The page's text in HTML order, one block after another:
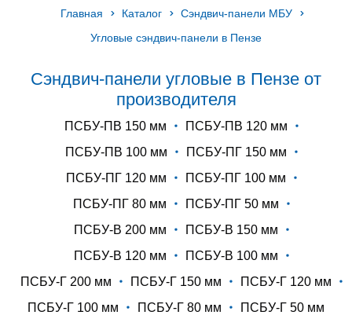
Главная Каталог
Сэндвич-панели МБУ
Угловые сэндвич-панели в Пензе
Сэндвич-панели угловые в Пензе от
производителя
ПСБУ-ПВ 150 мм
ПСБУ-ПВ 120 мм
ПСБУ-ПВ 100 мм
ПСБУ-ПГ 150 мм
ПСБУ-ПГ 120 мм
ПСБУ-ПГ 100 мм
ПСБУ-ПГ 80 мм
ПСБУ-ПГ 50 мм
ПСБУ-В 200 мм
ПСБУ-В 150 мм
ПСБУ-В 120 мм
ПСБУ-В 100 мм
ПСБУ-Г 200 мм
ПСБУ-Г 150 мм
ПСБУ-Г 120 мм
ПСБУ-Г 100 мм
ПСБУ-Г 80 мм ПСБУ-Г 50 мм